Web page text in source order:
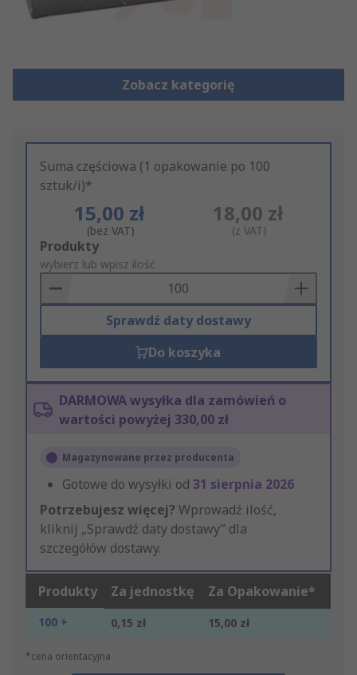
Zobacz kategorię
Suma częściowa (1 opakowanie po 100
sztuk/i)*
15,00 zł
(bez VAT)
18,00 zł
(z VAT)
Add
to
Basket
Produkty
wybierz lub wpisz ilość
Sprawdź daty dostawy
Do koszyka
DARMOWA wysyłka dla zamówień o
wartości powyżej 330,00 zł
Magazynowane przez producenta
Gotowe do wysyłki od 31 sierpnia 2026
Potrzebujesz więcej? Wprowadź ilość,
kliknij „Sprawdź daty dostawy” dla
szczegółów dostawy.
Produkty Za jednostkę Za Opakowanie*
100 + 0,15 zł 15,00 zł
*cena orientacyjna